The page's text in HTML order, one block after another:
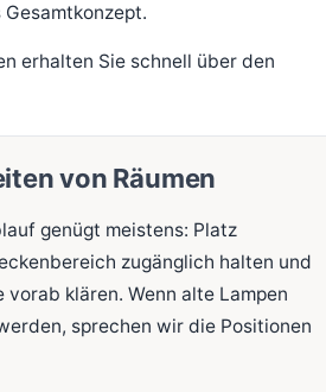
erhalten Sie schnell über den
von Räumen
genügt meistens: Platz
zugänglich halten und
klären. Wenn alte Lampen
sprechen wir die Positionen